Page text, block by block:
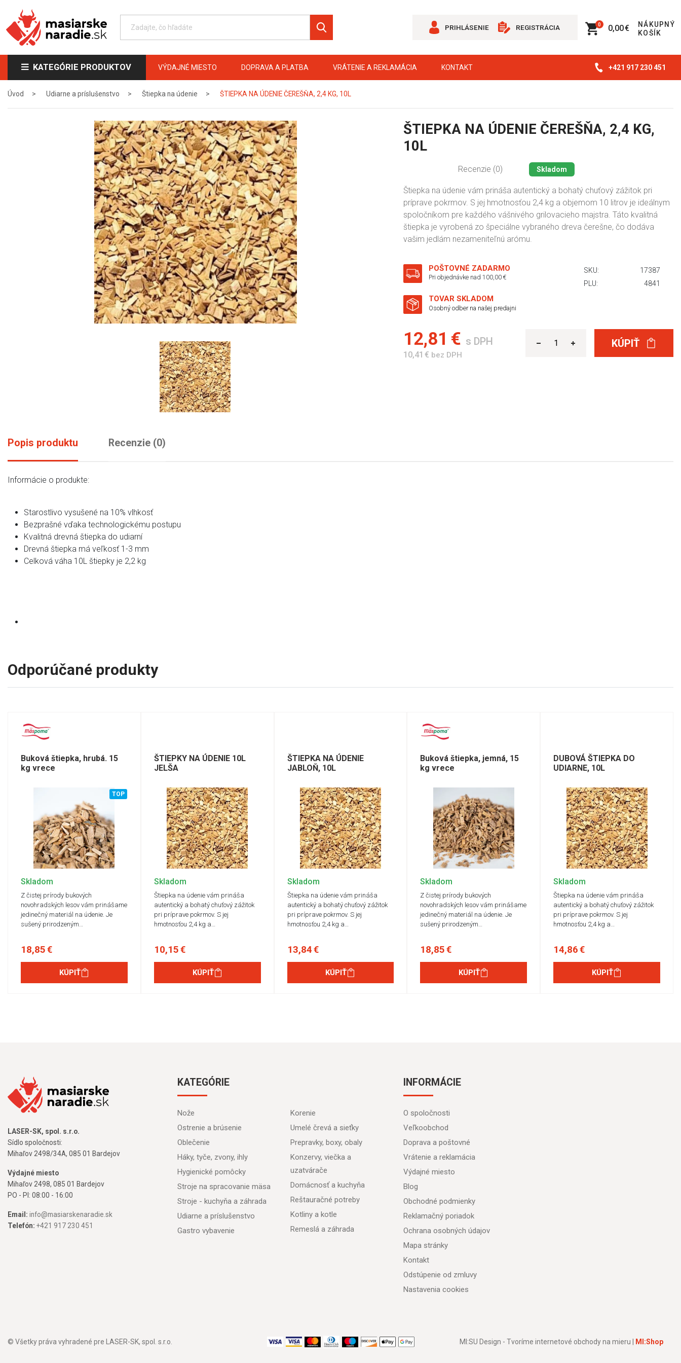
PRIHLÁSENIE REGISTRÁCIA 0,00 €
NÁKUPNÝ
KOŠÍK
0
KATEGÓRIE PRODUKTOV VÝDAJNÉ MIESTO DOPRAVA A PLATBA VRÁTENIE A REKLAMÁCIA KONTAKT +421 917 230 451
Úvod Udiarne a príslušenstvo Štiepka na údenie ŠTIEPKA NA ÚDENIE ČEREŠŇA, 2,4 KG, 10L
ŠTIEPKA NA ÚDENIE ČEREŠŇA, 2,4 KG,
10L
Recenzie (0) Skladom
Štiepka na údenie vám prináša autentický a bohatý chuťový zážitok pri
príprave pokrmov. S jej hmotnosťou 2,4 kg a objemom 10 litrov je ideálnym
spoločníkom pre každého vášnivého grilovacieho majstra. Táto kvalitná
štiepka je vyrobená zo špeciálne vybraného dreva čerešne, čo dodáva
vašim jedlám nezameniteľnú arómu.
POŠTOVNÉ ZADARMO
Pri objednávke nad 100,00 €
TOVAR SKLADOM
Osobný odber na našej predajni
SKU:
17387
PLU:
4841
12,81 € s DPH
10,41 € bez DPH
KÚPIŤ
Popis produktu Recenzie (0)
Informácie o produkte:
Starostlivo vysušené na 10% vlhkosť
Bezprašné vďaka technologickému postupu
Kvalitná drevná štiepka do udiarní
Drevná štiepka má veľkosť 1-3 mm
Celková váha 10L štiepky je 2,2 kg
Odporúčané produkty
Buková štiepka, hrubá. 15
kg vrece
TOP
Skladom
Z čistej prírody bukových
novohradských lesov vám prinášame
jedinečný materiál na údenie. Je
sušený prirodzeným…
18,85 €
KÚPIŤ
ŠTIEPKY NA ÚDENIE 10L
JELŠA
Skladom
Štiepka na údenie vám prináša
autentický a bohatý chuťový zážitok
pri príprave pokrmov. S jej
hmotnosťou 2,4 kg a…
10,15 €
KÚPIŤ
ŠTIEPKA NA ÚDENIE
JABLOŇ, 10L
Skladom
Štiepka na údenie vám prináša
autentický a bohatý chuťový zážitok
pri príprave pokrmov. S jej
hmotnosťou 2,4 kg a…
13,84 €
KÚPIŤ
Buková štiepka, jemná, 15
kg vrece
Skladom
Z čistej prírody bukových
novohradských lesov vám prinášame
jedinečný materiál na údenie. Je
sušený prirodzeným…
18,85 €
KÚPIŤ
DUBOVÁ ŠTIEPKA DO
UDIARNE, 10L
Skladom
Štiepka na údenie vám prináša
autentický a bohatý chuťový zážitok
pri príprave pokrmov. S jej
hmotnosťou 2,4 kg a…
14,86 €
KÚPIŤ
LASER-SK, spol. s.r.o.
Sídlo spoločnosti:
Mihaľov 2498/34A, 085 01 Bardejov
Výdajné miesto
Mihaľov 2498, 085 01 Bardejov
PO - PI: 08:00 - 16:00
Email: info@masiarskenaradie.sk
Telefón: +421 917 230 451
KATEGÓRIE
Nože
Ostrenie a brúsenie
Oblečenie
Háky, tyče, zvony, ihly
Hygienické pomôcky
Stroje na spracovanie mäsa
Stroje - kuchyňa a záhrada
Udiarne a príslušenstvo
Gastro vybavenie
Korenie
Umelé črevá a sieťky
Prepravky, boxy, obaly
Konzervy, viečka a
uzatvárače
Domácnosť a kuchyňa
Reštauračné potreby
Kotliny a kotle
Remeslá a záhrada
INFORMÁCIE
O spoločnosti
Veľkoobchod
Doprava a poštovné
Vrátenie a reklamácia
Výdajné miesto
Blog
Obchodné podmienky
Reklamačný poriadok
Ochrana osobných údajov
Mapa stránky
Kontakt
Odstúpenie od zmluvy
Nastavenia cookies
© Všetky práva vyhradené pre LASER-SK, spol. s.r.o. MI:SU Design - Tvoríme internetové obchody na mieru | MI:Shop